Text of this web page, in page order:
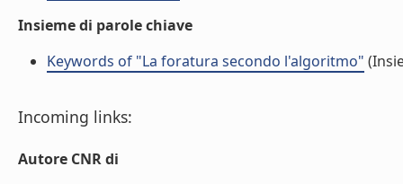
Insieme di parole chiave
Keywords of "La foratura secondo l'algoritmo"
Incoming links:
Autore CNR di